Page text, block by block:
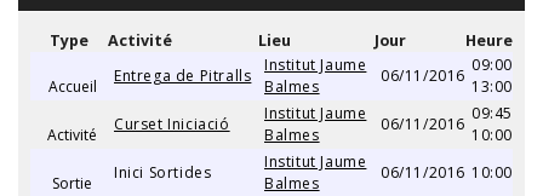
Type Activité Lieu Jour Heure
Accueil
Entrega de Pitralls
Institut Jaume
Balmes
06/11/2016
09:00
13:00
Activité
Curset Iniciació
Institut Jaume
Balmes
06/11/2016
09:45
10:00
Sortie
Inici Sortides
Institut Jaume
Balmes
06/11/2016 10:00